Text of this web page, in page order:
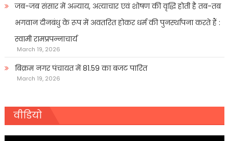
जब-जब संसार में अन्याय, अत्याचार एवं शोषण की वृद्धि होती है तब-तब
भगवान दीनबंधु के रूप में अवतरित होकर धर्म की पुनर्स्थापना करते हैं :
स्वामी रामप्रपन्नाचार्य
March 19, 2026
बिक्रम नगर पंचायत में 81.59 का बजट पारित
March 19, 2026
वीडियो